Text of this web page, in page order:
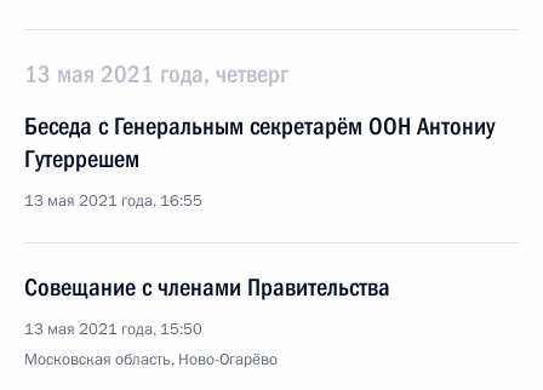
13 мая 2021 года, четверг
Беседа с Генеральным секретарём ООН Антониу
Гутеррешем
13 мая 2021 года, 16:55
Совещание с членами Правительства
13 мая 2021 года, 15:50
Московская область, Ново-Огарёво